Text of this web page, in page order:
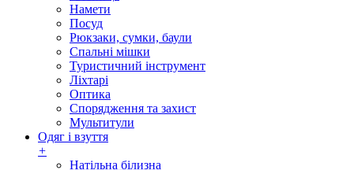
Намети
Посуд
Рюкзаки, сумки, баули
Спальні мішки
Туристичний інструмент
Ліхтарі
Оптика
Спорядження та захист
Мультитули
Одяг і взуття
+
Натільна білизна